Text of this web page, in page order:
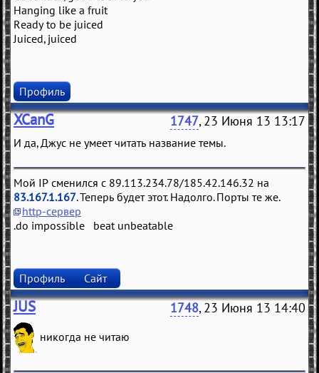
Hanging like a fruit
Ready to be juiced
Juiced, juiced
Профиль
XCanG 1747, 23 Июня 13 13:17
И да, Джус не умеет читать название темы.
Мой IP сменился с 89.113.234.78/185.42.146.32 на
83.167.1.167. Теперь будет этот. Надолго. Порты те же.
http-сервер
.do impossible beat unbeatable
Профиль Сайт
JUS 1748, 23 Июня 13 14:40
никогда не читаю